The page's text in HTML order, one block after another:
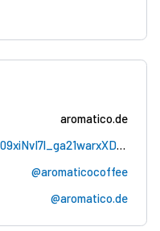
aromatico.de
@UC09xiNvI7l_ga21warxXD_A
@aromaticocoffee
@aromatico.de